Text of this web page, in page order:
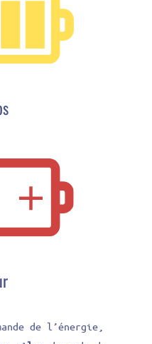
de l’énergie,